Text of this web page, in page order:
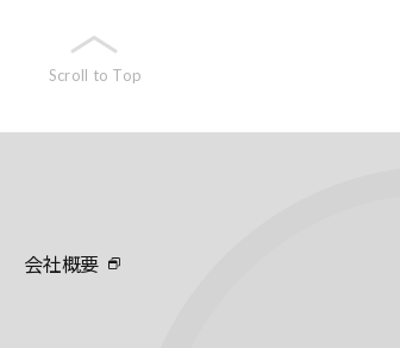
Scroll to Top
会社概要